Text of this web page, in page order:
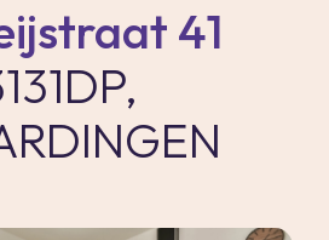
home
over ons
contact
41